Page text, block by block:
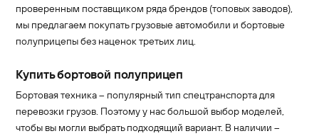
проверенным поставщиком ряда брендов (топовых заводов),
мы предлагаем покупать грузовые автомобили и бортовые
полуприцепы без наценок третьих лиц.
Купить бортовой полуприцеп
Бортовая техника – популярный тип спецтранспорта для
перевозки грузов. Поэтому у нас большой выбор моделей,
чтобы вы могли выбрать подходящий вариант. В наличии –